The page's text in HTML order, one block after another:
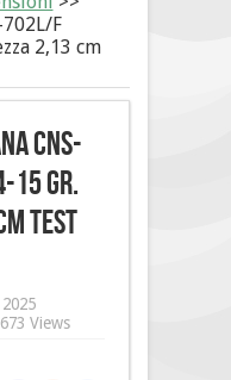
F
2,13 cm
CNS-
15 gr.
Test
673 Views